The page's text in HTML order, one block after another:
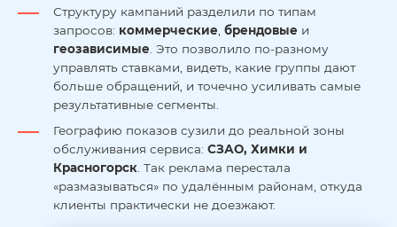
Структуру кампаний разделили по типам
запросов: коммерческие брендовые и
геозависимые . Это позволило по-разному
управлять ставками, видеть, какие группы дают
больше обращений, и точечно усиливать самые
результативные сегменты.
Географию показов сузили до реальной зоны
обслуживания сервиса: СЗАО, Химки и
Красногорск . Так реклама перестала
«размазываться» по удалённым районам, откуда
клиенты практически не доезжают.